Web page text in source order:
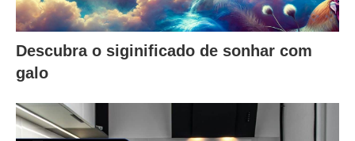
Descubra o siginificado de sonhar com
galo